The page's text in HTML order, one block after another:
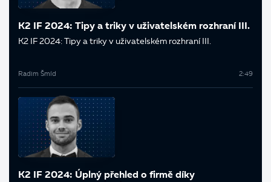
K2 IF 2024: Tipy a triky v uživatelském rozhraní III.
K2 IF 2024: Tipy a triky v uživatelském rozhraní III.
Radim Šmíd 2:49
K2 IF 2024: Úplný přehled o firmě díky